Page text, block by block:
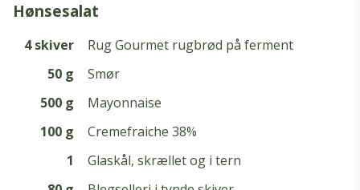
hønsesalat
4 skiver
Rug Gourmet rugbrød på ferment
50 g
Smør
500 g
Mayonnaise
100 g
Cremefraiche 38%
1
Glaskål, skrællet og i tern